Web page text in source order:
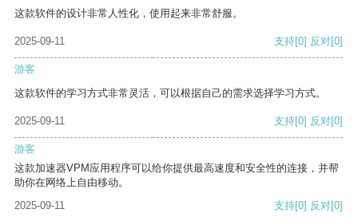
这款软件的设计非常人性化，使用起来非常舒服。
2025-09-11 支持[0] 反对[0]
游客
这款软件的学习方式非常灵活，可以根据自己的需求选择学习方式。
2025-09-11 支持[0] 反对[0]
游客
这款加速器VPM应用程序可以给你提供最高速度和安全性的连接，并帮
助你在网络上自由移动。
2025-09-11
支持[0] 反对[0]